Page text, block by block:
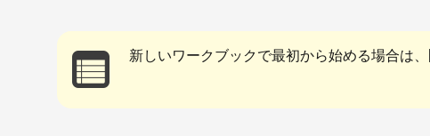
新しいワークブックで最初から始める場合は、